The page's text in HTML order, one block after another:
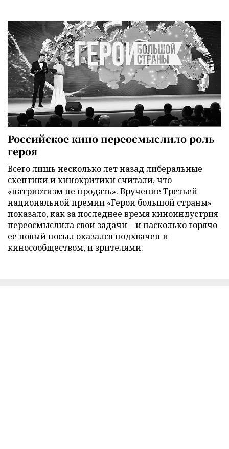
Российское кино переосмыслило роль
героя
Всего лишь несколько лет назад либеральные
скептики и кинокритики считали, что
«патриотизм не продать». Вручение Третьей
национальной премии «Герои большой страны»
показало, как за последнее время киноиндустрия
переосмыслила свои задачи – и насколько горячо
ее новый посыл оказался подхвачен и
киносообществом, и зрителями.